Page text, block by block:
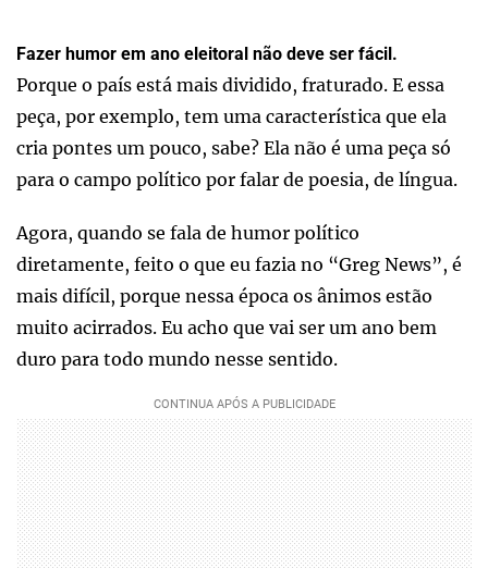
Fazer humor em ano eleitoral não deve ser fácil.
Porque o país está mais dividido, fraturado. E essa
peça, por exemplo, tem uma característica que ela
cria pontes um pouco, sabe? Ela não é uma peça só
para o campo político por falar de poesia, de língua.
Agora, quando se fala de humor político
diretamente, feito o que eu fazia no “Greg News”, é
mais difícil, porque nessa época os ânimos estão
muito acirrados. Eu acho que vai ser um ano bem
duro para todo mundo nesse sentido.